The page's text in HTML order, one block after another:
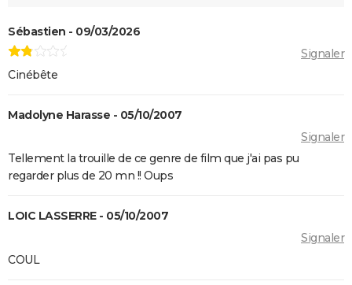
Shining
La Colline a des yeux
Le Projet Blair Witch
Sébastien - 09/03/2026
Signaler
Cinébête
Madolyne Harasse - 05/10/2007
Signaler
Tellement la trouille de ce genre de film que j'ai pas pu
regarder plus de 20 mn !! Oups
LOIC LASSERRE - 05/10/2007
Signaler
COUL